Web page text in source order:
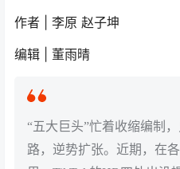
作者 | 李原 赵子坤
编辑 | 董雨晴
“五大巨头”忙着收缩编制
路，逆势扩张。近期，在